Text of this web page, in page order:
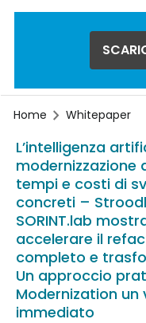
Home Whitepaper
L’intelligenza
modernizzazione
tempi e costi di
concreti –
SORINT.lab
accelerare il
completo e
Un approccio
Modernization
immediato